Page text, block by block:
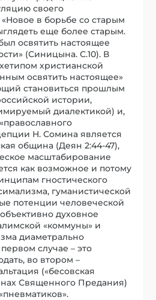
своего
«Новое в борьбе со старым
еще более старым.
освятить настоящее
(Синицына. С.10). В
христианской
освятить настоящее»
становиться прошлым
истории,
диалектикой) и,
Н. Сомина является
община (Деян 2:44-47),
масштабирование
как возможное и потому
гностического
гуманистической
потенции человеческой
духовное
«коммуны» и
диаметрально
случае – это
во втором –
(«бесовская
Священного Предания)